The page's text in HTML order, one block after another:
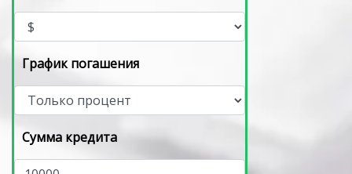
График погашения
Сумма кредита